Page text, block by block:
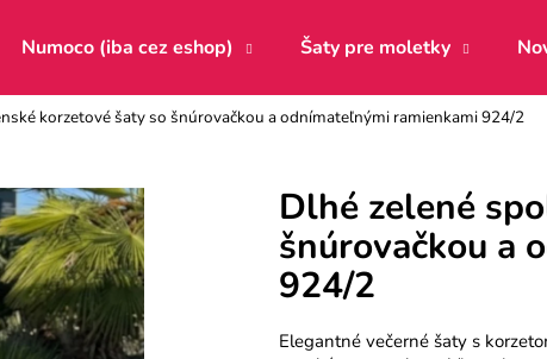
Numoco (iba cez eshop) Šaty pre moletky
korzetové šaty so šnúrovačkou a odnímateľnými ramienkami 924/2
Dlhé zelené
šnúrovačkou a
924/2
Elegantné večerné šaty s
Čo potrebujete nájsť?
HĽADAŤ
Odporúčame